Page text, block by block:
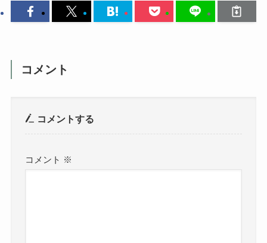
コメント
コメントする
コメント ※